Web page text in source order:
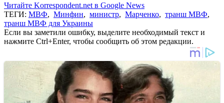
Читайте Korrespondent.net в Google News
ТЕГИ: МВФ, Минфин, министр, Марченко, транш МВФ,
транш МВФ для Украины
Если вы заметили ошибку, выделите необходимый текст и
нажмите Ctrl+Enter, чтобы сообщить об этом редакции.